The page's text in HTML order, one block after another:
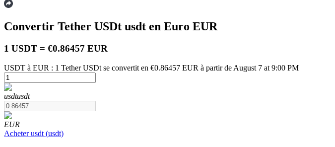
Futures USDT
Futures utilisant l'USDT comme garantie
Convertir Tether USDt usdt en Euro EUR
1 USDT = €0.86457 EUR
USDT à EUR : 1 Tether USDt se convertit en €0.86457 EUR à partir de August 7 at 9:00 PM
usdtusdt
EUR
Acheter usdt (usdt)